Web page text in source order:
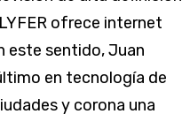
ofrece internet
este sentido, Juan
en tecnología de
y corona una